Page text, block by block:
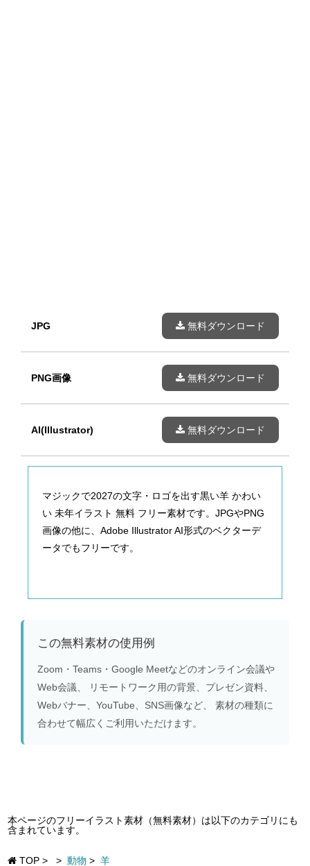
JPG 無料ダウンロード
PNG画像 無料ダウンロード
AI(Illustrator) 無料ダウンロード
マジックで2027の文字・ロゴを出す黒い羊 かわい
い 未年イラスト 無料 フリー素材です。JPGやPNG
画像の他に、Adobe Illustrator AI形式のベクターデ
ータでもフリーです。
この無料素材の使用例
Zoom・Teams・Google Meetなどのオンライン会議や
Web会議、 リモートワーク用の背景、プレゼン資料、
Webバナー、YouTube、SNS画像など、 素材の種類に
合わせて幅広くご利用いただけます。
本ページのフリーイラスト素材（無料素材）は以下のカテゴリにも
含まれています。
TOP > > 動物 > 羊